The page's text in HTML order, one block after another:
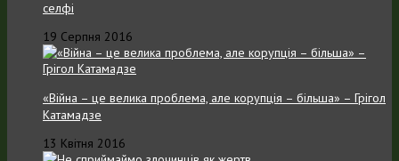
селфі
19 Серпня 2016
«Війна – це велика проблема, але корупція – більша» – Грігол
Катамадзе
13 Квітня 2016